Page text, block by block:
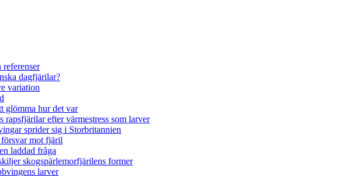
dagfjärilar?
variation
glömma hur det var
rapsfjärilar efter värmestress som larver
sprider sig i Storbritannien
mot fjäril
laddad fråga
skogspärlemorfjärilens former
larver